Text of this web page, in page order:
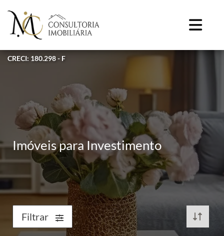
CRECI: 180.298 - F
Imóveis para Investimento
Filtrar